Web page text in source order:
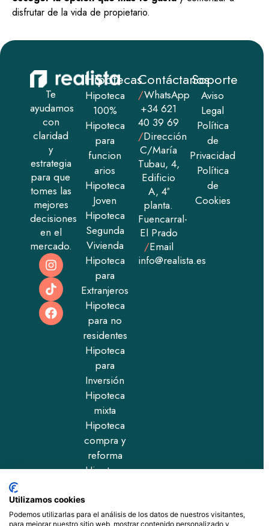
disfrutar de la vida de propietario.
Te
ayudamos
con
claridad
y
estrategia
para que
tomes las
mejores
decisiones
en el
mercado.
Hipotecas
Hipoteca
100%
Hipoteca
para
funcion​​
arios
Hipoteca
Joven
Hipoteca
Segunda
Vivienda
Hipoteca
para
Extranjeros
Hipoteca
para no
residentes
Hipoteca
para
Inversión
Hipoteca
mixta
Hipoteca
compra y
reforma
Hipoteca
altas
Contáctanos
/WhatsApp
+34 621
40 39 69
/Dirección
C/María
Tubau, 4,
Edificio
A, 4ª
planta.
Fuencarral-
El Prado
/Email
info@realista.es
Soporte
Aviso
Legal
Política
de
Privacidad
Política
de
Cookies
Utilizamos cookies
Podemos utilizarlas para el análisis de los datos de nuestros visitantes,
para mejorar nuestro sitio web, mostrar contenido personalizado y